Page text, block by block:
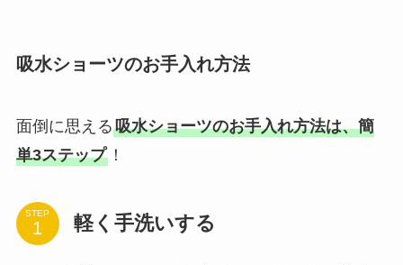
吸水ショーツのお手入れ方法
面倒に思える吸水ショーツのお手入れ方法は、簡
単3ステップ！
STEP 軽く手洗いする